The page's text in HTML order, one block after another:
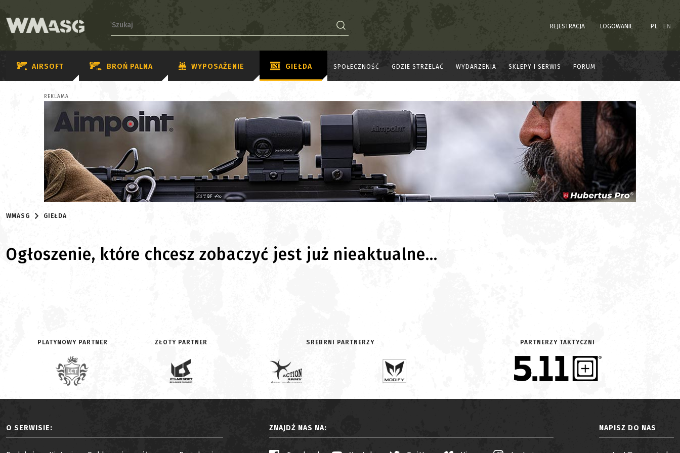
REJESTRACJA LOGOWANIE PL EN
AIRSOFT BROŃ PALNA WYPOSAŻENIE GIEŁDA SPOŁECZNOŚĆ GDZIE STRZELAĆ WYDARZENIA SKLEPY I SERWIS FORUM
REKLAMA
WMASG GIEŁDA
Ogłoszenie, które chcesz zobaczyć jest już nieaktualne...
PLATYNOWY PARTNER ZŁOTY PARTNER SREBRNI PARTNERZY PARTNERZY TAKTYCZNI
O SERWISIE: ZNAJDŹ NAS NA: NAPISZ DO NAS